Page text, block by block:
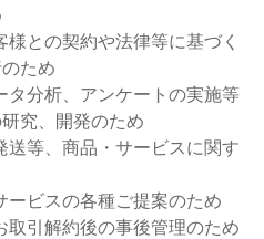
との契約や法律等に基づく
ため
タ分析、アンケートの実施等
究、開発のため
送等、商品・サービスに関す
ービスの各種ご提案のため
取引解約後の事後管理のため